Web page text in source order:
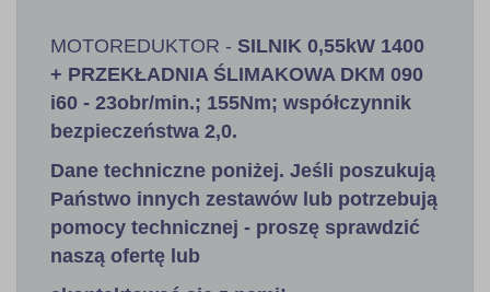
MOTOREDUKTOR - SILNIK 0,55kW 1400
+ PRZEKŁADNIA ŚLIMAKOWA DKM 090
i60 - 23obr/min.; 155Nm; współczynnik
bezpieczeństwa 2,0.
Dane techniczne poniżej. Jeśli poszukują
Państwo innych zestawów lub potrzebują
pomocy technicznej - proszę sprawdzić
naszą ofertę lub